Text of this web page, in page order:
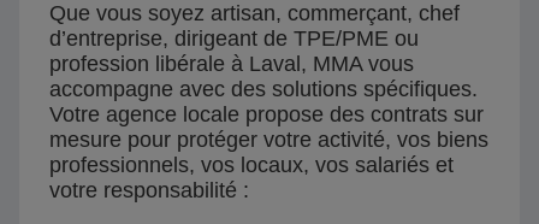
Que vous soyez artisan, commerçant, chef
d’entreprise, dirigeant de TPE/PME ou
profession libérale à Laval, MMA vous
accompagne avec des solutions spécifiques.
Votre agence locale propose des contrats sur
mesure pour protéger votre activité, vos biens
professionnels, vos locaux, vos salariés et
votre responsabilité :